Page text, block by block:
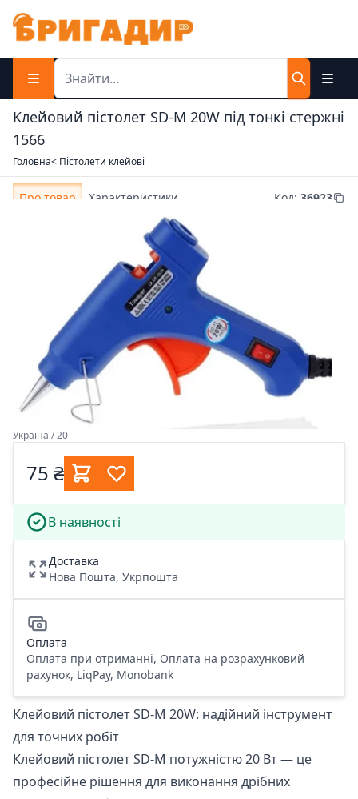
Клейовий пістолет SD-M 20W під тонкі стержні
1566
Головна< Пістолети клейові
Про товар Характеристики Код: 36923
Україна / 20
75 ₴
В наявності
Доставка
Нова Пошта, Укрпошта
Оплата
Оплата при отриманні, Оплата на розрахунковий
рахунок, LiqPay, Monobank
Клейовий пістолет SD-M 20W: надійний інструмент
для точних робіт
Клейовий пістолет SD-M потужністю 20 Вт — це
професійне рішення для виконання дрібних